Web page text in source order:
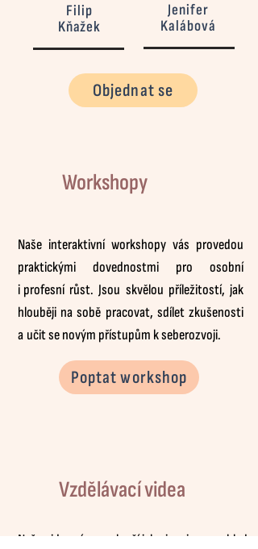
Filip
Kňažek
Jenifer
Kalábová
Objednat se
Workshopy
Naše interaktivní workshopy vás provedou
praktickými dovednostmi pro osobní
i profesní růst. Jsou skvělou příležitostí, jak
hlouběji na sobě pracovat, sdílet zkušenosti
a učit se novým přístupům k seberozvoji.
Poptat workshop
Vzdělávací videa
Naše videa vám poslouží jako inspirace a vhled